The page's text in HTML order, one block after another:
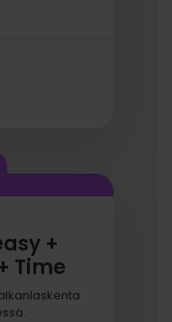
+
Time